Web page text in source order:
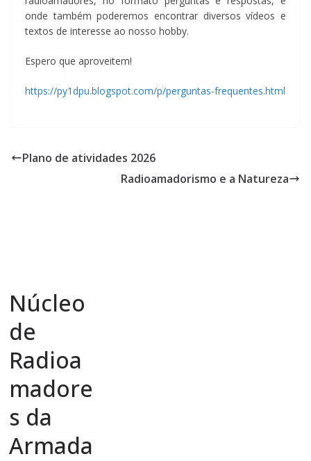
onde também poderemos encontrar diversos vídeos e
textos de interesse ao nosso hobby.
Espero que aproveitem!
https://py1dpu.blogspot.com/p/perguntas-frequentes.html
Plano de atividades 2026
Radioamadorismo e a Natureza
Núcleo
de
Radioa
madore
s da
Armada